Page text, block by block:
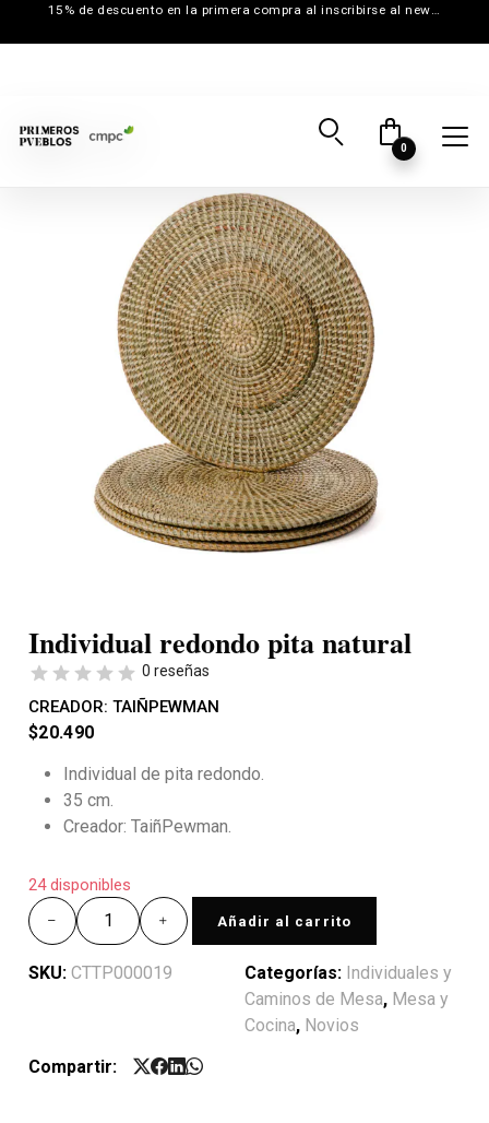
15% de descuento en la primera compra al inscribirse al newsletter
0
Individual redondo pita natural
0 reseñas
CREADOR: TAIÑPEWMAN
$20.490
Individual de pita redondo.
35 cm.
Creador: TaiñPewman.
24 disponibles
Añadir al carrito
SKU: CTTP000019 Categorías: Individuales y
Caminos de Mesa, Mesa y
Cocina, Novios
Compartir: